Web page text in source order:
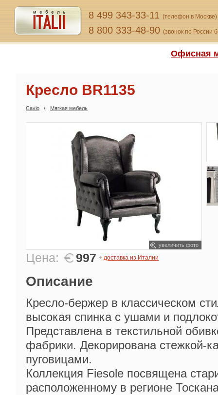
8 499 343-33-11 (телефон в Москве)
8 800 333-48-90 (звонок по России
Офисная
Кресло BR1135
Cavio Мягкая мебель
увеличить фото
Цена: 997 + доставка из Италии
Описание
Кресло-бержер в классическом
высокая спинка с ушами и
Представлена в текстильной
фабрики. Декорирована стежкой-
пуговицами.
Коллекция Fiesole посвящена
расположенному в регионе